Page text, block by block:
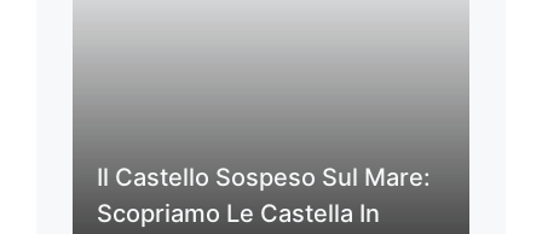
Il Castello Sospeso Sul Mare:
Scopriamo Le Castella In